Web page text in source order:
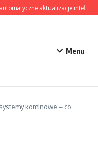
aktualizacje
Menu
kominowe – co